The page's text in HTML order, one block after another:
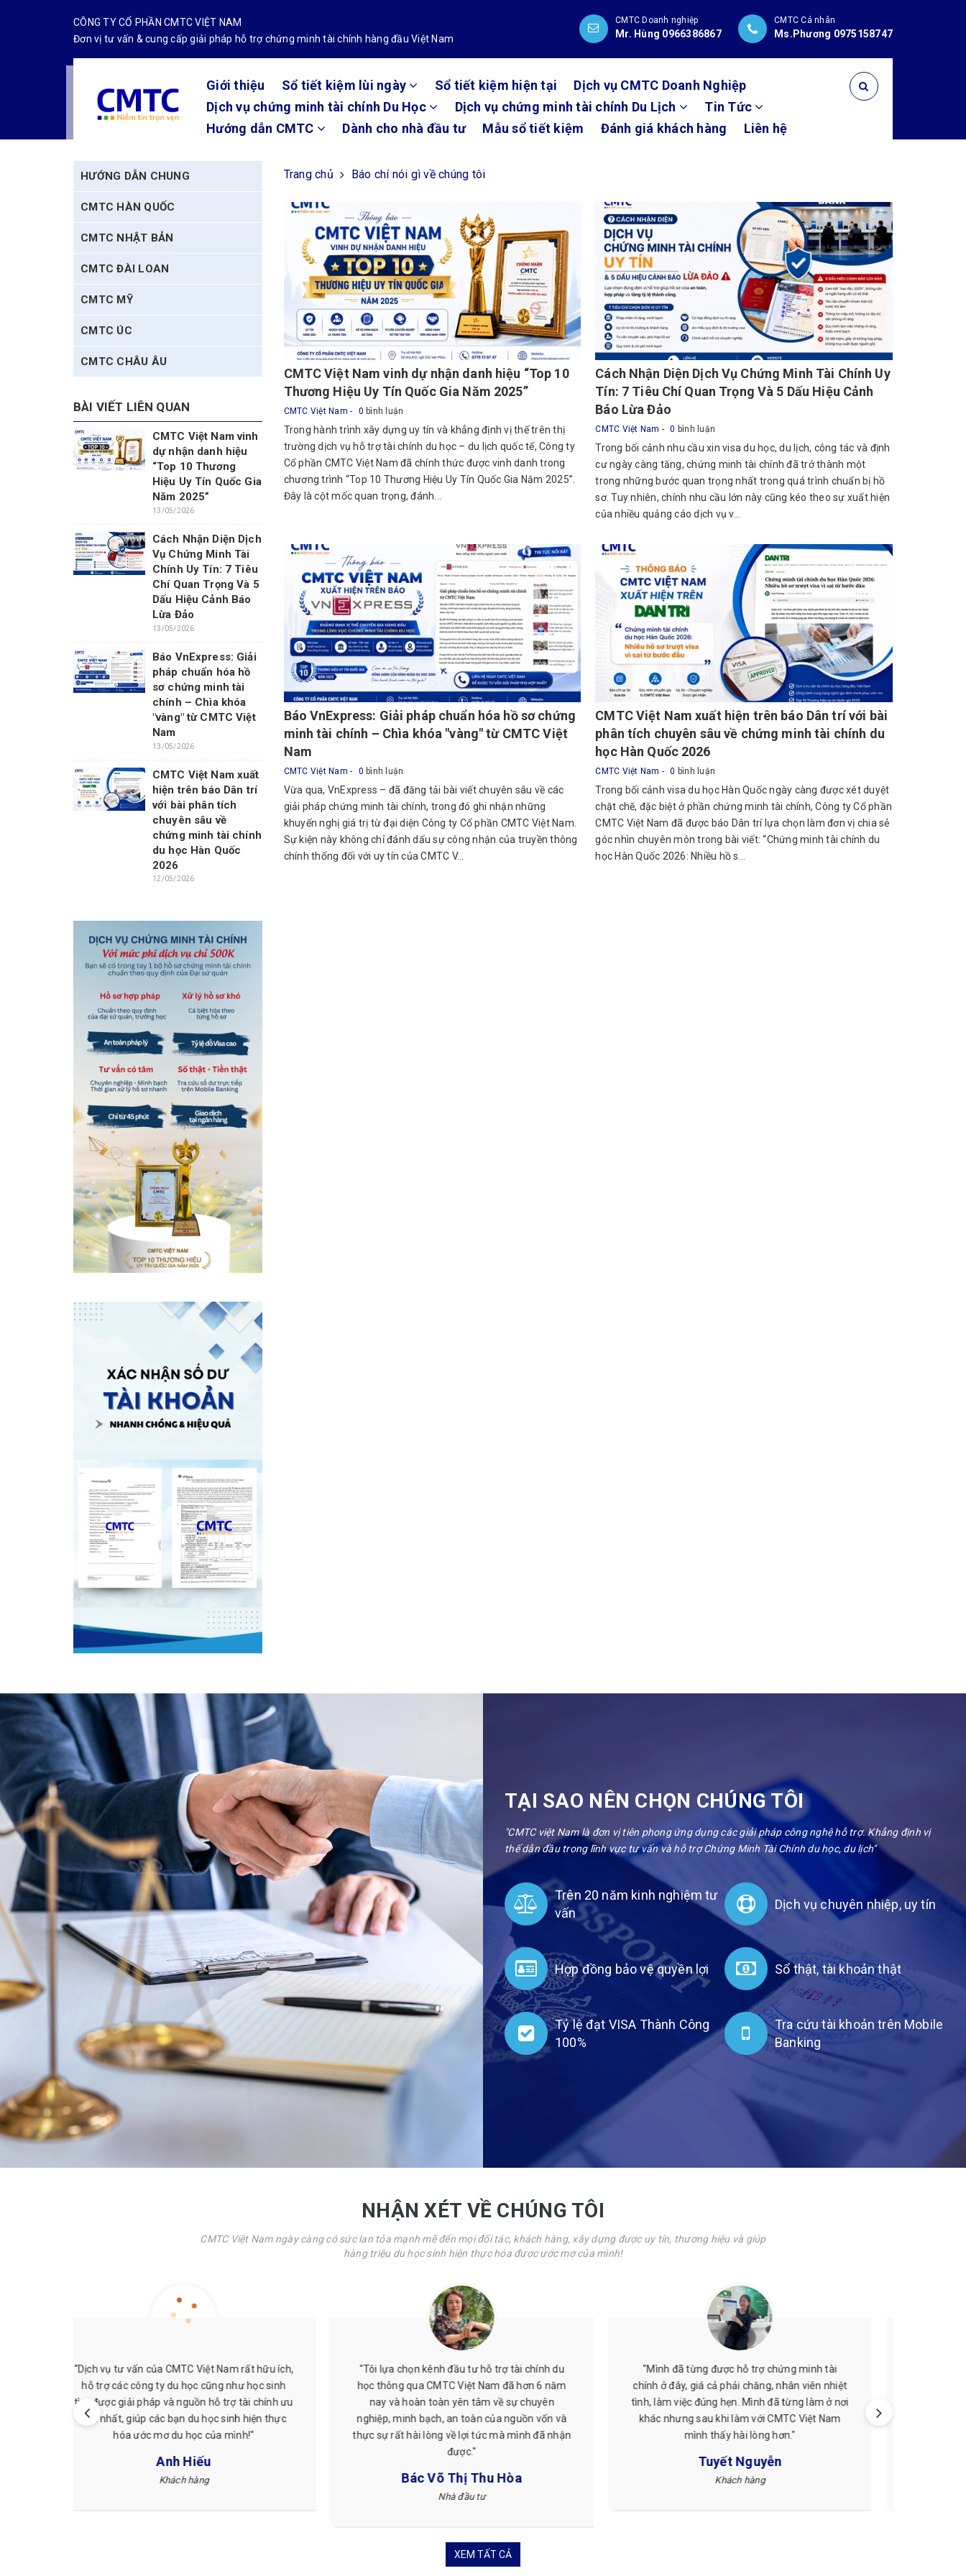
CÔNG TY CỔ PHẦN CMTC VIỆT NAM
Đơn vị tư vấn & cung cấp giải pháp hỗ trợ chứng minh tài chính hàng đầu Việt Nam
CMTC Doanh nghiệp
Mr. Hùng 0966386867
CMTC Cá nhân
Ms.Phương 0975158747
Giới thiệu Sổ tiết kiệm lùi ngày Sổ tiết kiệm hiện tại
Dịch vụ CMTC Doanh Nghiệp
Dịch vụ chứng minh tài chính Du Học
Dịch vụ chứng minh tài chính Du Lịch
Tin Tức
Hướng dẫn CMTC
Dành cho nhà đầu tư Mẫu sổ tiết kiệm Đánh giá khách hàng Liên hệ
Trang chủ Báo chí nói gì về chúng tôi
CMTC Việt Nam vinh dự nhận danh hiệu “Top 10
Thương Hiệu Uy Tín Quốc Gia Năm 2025”
CMTC Việt Nam 0 bình luận
Trong hành trình xây dựng uy tín và khẳng định vị thế trên thị
trường dịch vụ hỗ trợ tài chính du học – du lịch quốc tế, Công ty
Cổ phần CMTC Việt Nam đã chính thức được vinh danh trong
chương trình “Top 10 Thương Hiệu Uy Tín Quốc Gia Năm 2025”.
Đây là cột mốc quan trọng, đánh...
Cách Nhận Diện Dịch Vụ Chứng Minh Tài Chính Uy
Tín: 7 Tiêu Chí Quan Trọng Và 5 Dấu Hiệu Cảnh
Báo Lừa Đảo
CMTC Việt Nam 0 bình luận
Trong bối cảnh nhu cầu xin visa du học, du lịch, công tác và định
cư ngày càng tăng, chứng minh tài chính đã trở thành một
trong những bước quan trọng nhất trong quá trình chuẩn bị hồ
sơ. Tuy nhiên, chính nhu cầu lớn này cũng kéo theo sự xuất hiện
của nhiều quảng cáo dịch vụ v...
Báo VnExpress: Giải pháp chuẩn hóa hồ sơ chứng
minh tài chính – Chìa khóa "vàng" từ CMTC Việt
Nam
CMTC Việt Nam 0 bình luận
Vừa qua, VnExpress – đã đăng tải bài viết chuyên sâu về các
giải pháp chứng minh tài chính, trong đó ghi nhận những
khuyến nghị giá trị từ đại diện Công ty Cổ phần CMTC Việt Nam.
Sự kiện này không chỉ đánh dấu sự công nhận của truyền thông
chính thống đối với uy tín của CMTC V...
CMTC Việt Nam xuất hiện trên báo Dân trí với bài
phân tích chuyên sâu về chứng minh tài chính du
học Hàn Quốc 2026
CMTC Việt Nam 0 bình luận
Trong bối cảnh visa du học Hàn Quốc ngày càng được xét duyệt
chặt chẽ, đặc biệt ở phần chứng minh tài chính, Công ty Cổ phần
CMTC Việt Nam đã được báo Dân trí lựa chọn làm đơn vị chia sẻ
góc nhìn chuyên môn trong bài viết: “Chứng minh tài chính du
học Hàn Quốc 2026: Nhiều hồ s...
HƯỚNG DẪN CHUNG
CMTC HÀN QUỐC
CMTC NHẬT BẢN
CMTC ĐÀI LOAN
CMTC MỸ
CMTC ÚC
CMTC CHÂU ÂU
BÀI VIẾT LIÊN QUAN
CMTC Việt Nam vinh
dự nhận danh hiệu
“Top 10 Thương
Hiệu Uy Tín Quốc Gia
Năm 2025”
13/05/2026
Cách Nhận Diện Dịch
Vụ Chứng Minh Tài
Chính Uy Tín: 7 Tiêu
Chí Quan Trọng Và 5
Dấu Hiệu Cảnh Báo
Lừa Đảo
13/05/2026
Báo VnExpress: Giải
pháp chuẩn hóa hồ
sơ chứng minh tài
chính – Chìa khóa
"vàng" từ CMTC Việt
Nam
13/05/2026
CMTC Việt Nam xuất
hiện trên báo Dân trí
với bài phân tích
chuyên sâu về
chứng minh tài chính
du học Hàn Quốc
2026
12/05/2026
TẠI SAO NÊN CHỌN CHÚNG TÔI
"CMTC việt Nam là đơn vị tiên phong ứng dụng các giải pháp công nghệ hỗ trợ. Khẳng định vị
thế dẫn đầu trong lĩnh vực tư vấn và hỗ trợ Chứng Minh Tài Chính du học, du lịch"
Trên 20 năm kinh nghiệm tư
vấn
Dịch vụ chuyên nhiệp, uy tín
Hợp đồng bảo vệ quyền lợi Sổ thật, tài khoản thật
Tỷ lệ đạt VISA Thành Công
100%
Tra cứu tài khoản trên Mobile
Banking
NHẬN XÉT VỀ CHÚNG TÔI
CMTC Việt Nam ngày càng có sức lan tỏa mạnh mẽ đến mọi đối tác, khách hàng, xây dựng được uy tín, thương hiệu và giúp
hàng triệu du học sinh hiện thực hóa được ước mơ của mình!
"Em cảm ơn chị Phương đã tư vấn và hỗ trợ thủ
tục Visa nhanh ạ! Giờ em đã sang bên Đài để
thực hiện ước mơ của mìn rồi. Làm nhanh và
các chị cũng nhiệt tình tạo điều kiện hết sức có
thể!"
Quang Dũng
Du học sinh Đài Loan
"Tôi đã sử dụng dịch vụ tư vấn chứng minh tài
chính doanh nghiệp của CMTC Việt Nam và rất
hài lòng. Tư vấn rất chi tiết, thực tế, dịch vụ hỗ
trợ tại ngân hàng nhanh gọn. Các bạn làm việc
rất chuyên nghiệp. Tôi rất ưng và thường xuyên
giới thiệu với bạn bè của tôi về dịch vụ này."
Chị Ngọc
Du học sinh Nhật Bản
"Mình thấy CMTC Việt Nam làm việc rất chuyên
nghiệp. Quy trình rõ ràng, hỗ trợ nhiệt tình nên
mình cảm thấy rất yên tâm khi làm hồ sơ ở
đây."
Chị Thu Hằng
Du học sinh Hàn Quốc
XEM TẤT CẢ